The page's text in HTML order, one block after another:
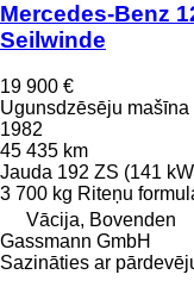
Mercedes-Benz
Seilwinde
19 900 €
Ugunsdzēsēju mašīna
1982
45 435 km
Jauda 192 ZS (141
3 700 kg Riteņu
Vācija, Bovenden
Gassmann GmbH
Sazināties ar